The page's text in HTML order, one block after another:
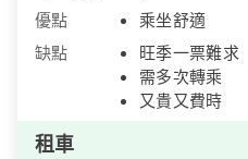
優點
乘坐舒適
缺點
旺季一票難求
需多次轉乘
又貴又費時
租車